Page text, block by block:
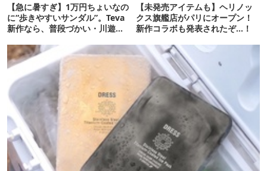
【急に暑すぎ】1万円ちょいなの
に“歩きやすいサンダル”。Teva
新作なら、普段づかい・川遊
【未発売アイテムも】ヘリノッ
クス旗艦店がパリにオープン！
新作コラボも発表されたぞ…！